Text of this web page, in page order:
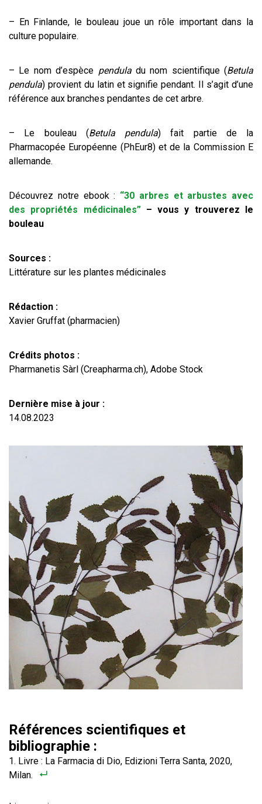
– En Finlande, le bouleau joue un rôle important dans la
culture populaire.
– Le nom d’espèce penduladu nom scientifique (Betula
pendula) provient du latin et signifie pendant. Il s’agit d’une
référence aux branches pendantes de cet arbre.
– Le bouleau (Betula pendula) fait partie de la
Pharmacopée Européenne (PhEur8) et de la Commission E
allemande.
Découvrez notre ebook : “30 arbres et arbustes avec
des propriétés médicinales”– vous y trouverez le
bouleau
Sources :
Littérature sur les plantes médicinales
Rédaction :
Xavier Gruffat (pharmacien)
Crédits photos :
Pharmanetis Sàrl (Creapharma.ch), Adobe Stock
Dernière mise à jour :
14.08.2023
Références scientifiques et
bibliographie :
Livre : La Farmacia di Dio, Edizioni Terra Santa, 2020,
Milan.